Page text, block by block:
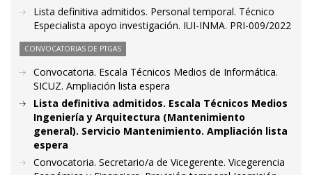
Lista definitiva admitidos. Personal temporal. Técnico
Especialista apoyo investigación. IUI-INMA. PRI-009/2022
CONVOCATORIAS DE PTGAS
Convocatoria. Escala Técnicos Medios de Informática.
SICUZ. Ampliación lista espera
Lista definitiva admitidos. Escala Técnicos Medios
Ingeniería y Arquitectura (Mantenimiento
general). Servicio Mantenimiento. Ampliación lista
espera
Convocatoria. Secretario/a de Vicegerente. Vicegerencia